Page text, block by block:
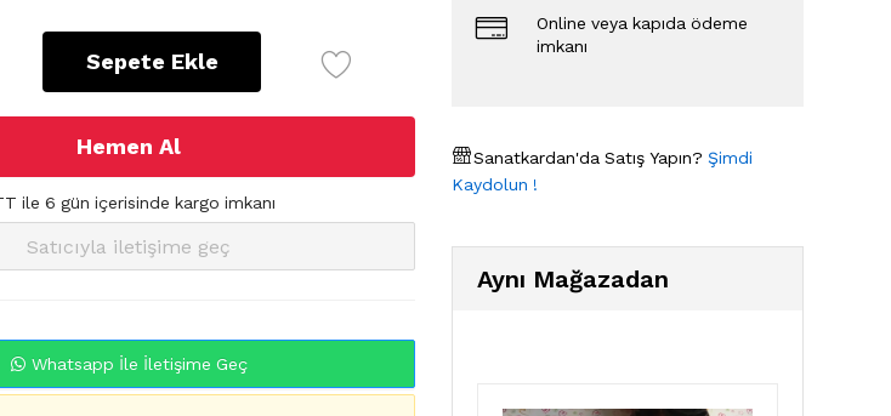
Sepete Ekle
Hemen Al
ile 6 gün içerisinde kargo imkanı
Satıcıyla iletişime geç
Whatsapp İle İletişime Geç
Online veya kapıda ödeme
imkanı
Sanatkardan'da Satış Yapın? Şimdi
Kaydolun !
Aynı Mağazadan